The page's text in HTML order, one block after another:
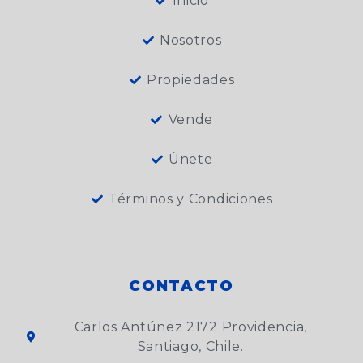
Nosotros
Propiedades
Vende
Únete
Términos y Condiciones
CONTACTO
Carlos Antúnez 2172 Providencia,
Santiago, Chile.